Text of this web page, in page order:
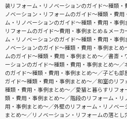
装リフォーム・リノベーションのガイド〜種類・
ノベーション・リフォームのガイド〜種類・費用
ム・リノベーションのガイド〜種類・費用・事例
リフォームのガイド〜費用・事例まとめ＆メーカ
ム・リノベーションのガイド〜種類・費用・事例
ノベーションのガイド〜種類・費用・事例まとめ
ムのガイド〜種類・費用・事例まとめ〜
書斎・
ーションのガイド〜種類・費用・事例まとめ〜
のガイド〜種類・費用・事例まとめ〜
子ども部
ガイド〜種類・費用・事例まとめ〜
和室のリフ
種類・費用・事例まとめ〜
愛猫と暮らすリフ
類・費用・事例まとめ〜
階段のリフォーム・
用・事例まとめ〜
外壁のリフォーム・リノベ
まとめ〜
リノベーション・リフォームの落と